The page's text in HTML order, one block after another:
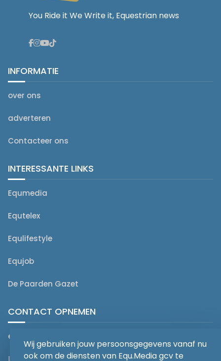
You Ride it We Write it, Equestrian news
INFORMATIE
over ons
adverteren
Contacteer ons
INTERESSANTE LINKS
Equmedia
Equtelex
Equlifestyle
Equjob
De Paarden Gazet
CONTACT OPNEMEN
editorial@equmedia.be
Wij gebruiken jouw persoonsgegevens vanaf nu
ook om de diensten van Equ.Media gcv te